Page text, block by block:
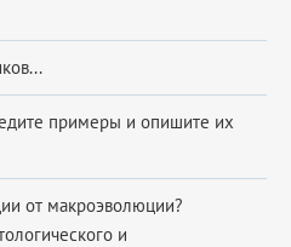
примеры и опишите их
от макроэволюции?
и